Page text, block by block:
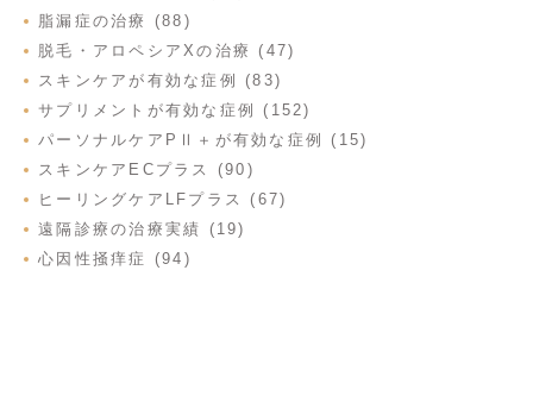
脂漏症の治療 (88)
脱毛・アロペシアXの治療 (47)
スキンケアが有効な症例 (83)
サプリメントが有効な症例 (152)
パーソナルケアPⅡ＋が有効な症例 (15)
スキンケアECプラス (90)
ヒーリングケアLFプラス (67)
遠隔診療の治療実績 (19)
心因性掻痒症 (94)